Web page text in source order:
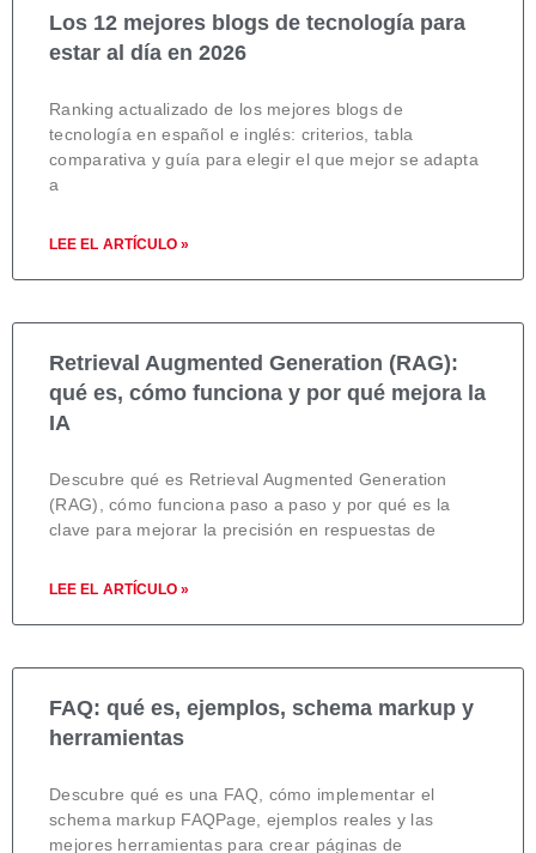
Los 12 mejores blogs de tecnología para
estar al día en 2026
Ranking actualizado de los mejores blogs de
tecnología en español e inglés: criterios, tabla
comparativa y guía para elegir el que mejor se adapta
a
LEE EL ARTÍCULO »
Retrieval Augmented Generation (RAG):
qué es, cómo funciona y por qué mejora la
IA
Descubre qué es Retrieval Augmented Generation
(RAG), cómo funciona paso a paso y por qué es la
clave para mejorar la precisión en respuestas de
LEE EL ARTÍCULO »
FAQ: qué es, ejemplos, schema markup y
herramientas
Descubre qué es una FAQ, cómo implementar el
schema markup FAQPage, ejemplos reales y las
mejores herramientas para crear páginas de